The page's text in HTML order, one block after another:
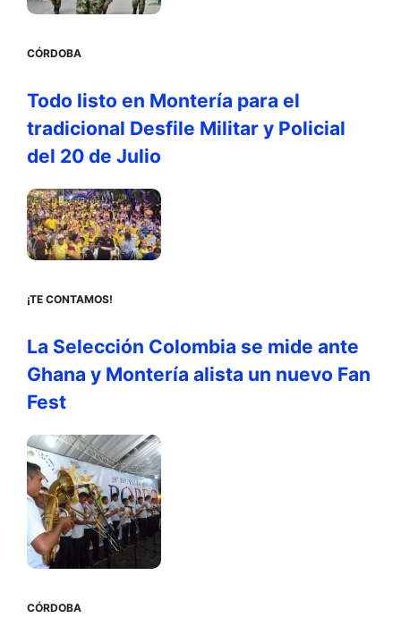
CÓRDOBA
Todo listo en Montería para el
tradicional Desfile Militar y Policial
del 20 de Julio
¡TE CONTAMOS!
La Selección Colombia se mide ante
Ghana y Montería alista un nuevo Fan
Fest
CÓRDOBA